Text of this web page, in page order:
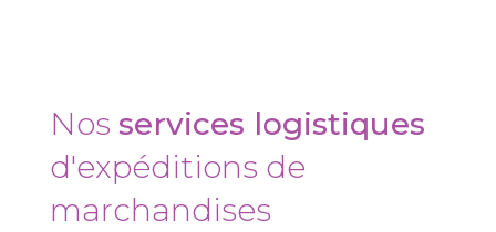
Nos services logistiques
d'expéditions de
marchandises